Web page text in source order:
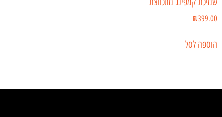
שמיכת קמפינג מתכווצת
₪399.00
הוספה לסל